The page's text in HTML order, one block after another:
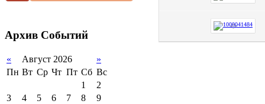
поддержки обучающихся
сотрудничество
Организация питания в
образовательной
организации
2012-2013 уч.год
Архив Событий
« Август 2026
»
Пн Вт Ср Чт Пт Сб Вс
1
2
3
4 5 6 7 8
9